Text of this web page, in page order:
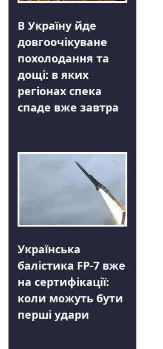
В Україну йде
довгоочікуване
похолодання та
дощі: в яких
регіонах спека
спаде вже завтра
Українська
балістика FP-7 вже
на сертифікації:
коли можуть бути
перші удари